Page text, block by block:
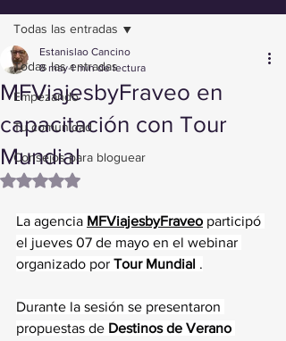
Todas las entradas
Empezando
Tu comunidad
Consejos para bloguear
Todas las entradas
MFViajesbyFraveo en
capacitación con Tour
Mundial
Estanislao Cancino
8 may 1 min de lectura
Obtuvo NaN de 5 estrellas.
La agencia MFViajesbyFraveo participó
el jueves 07 de mayo en el webinar
organizado por Tour Mundial .
Durante la sesión se presentaron
propuestas de Destinos de Verano